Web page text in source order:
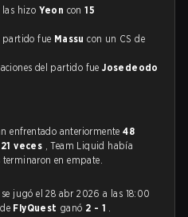
las hizo Yeon con15
partido fue Massu con un CS de
del partido fueJosedeodo
enfrentado anteriormente48
21 veces , Team Liquid había
terminaron en empate.
se jugó el 28 abr 2026 a las 18:00
FlyQuest ganó 2 - 1 .